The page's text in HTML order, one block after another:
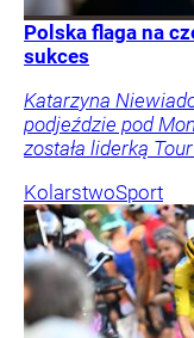
Polska flaga na
sukces
Katarzyna
podjeździe pod
została liderką
KolarstwoSport